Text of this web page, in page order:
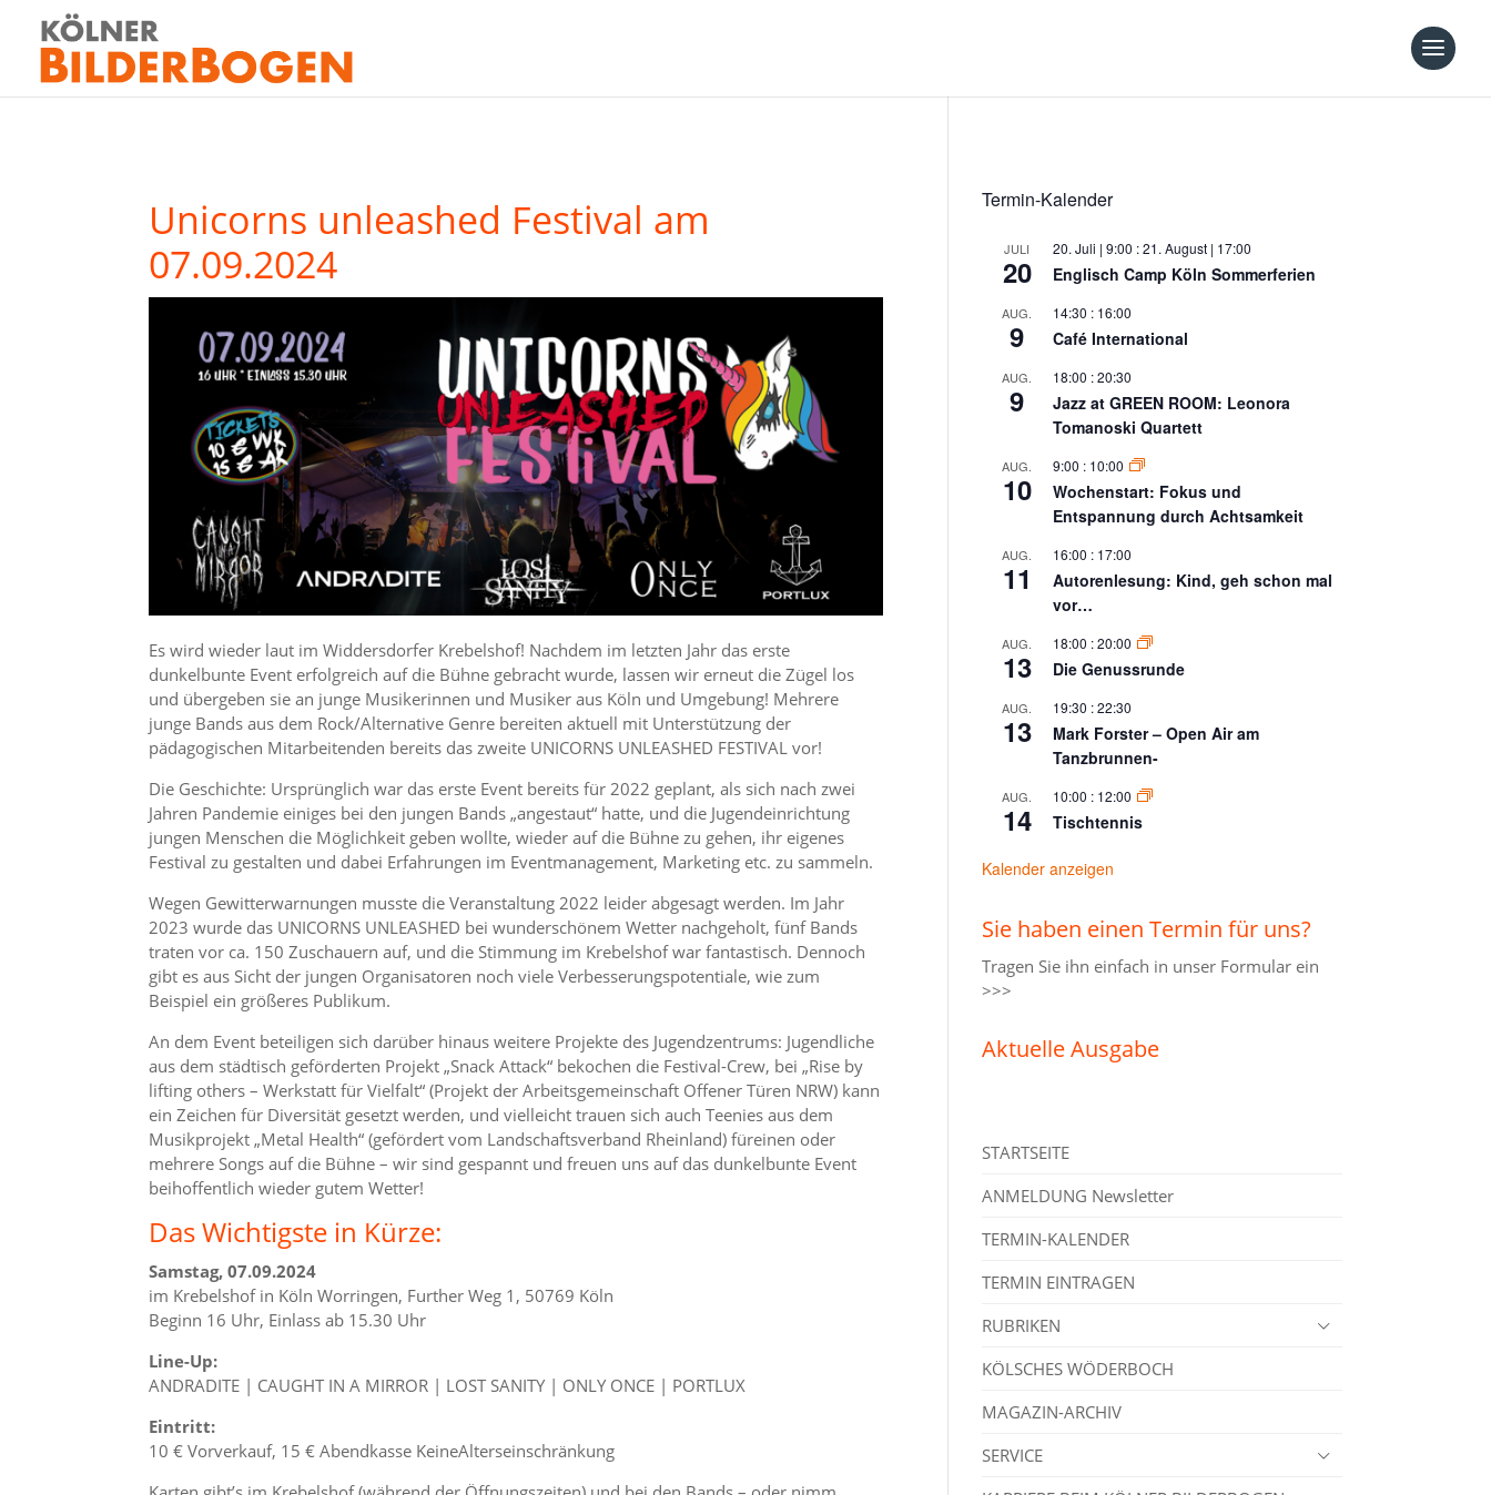
Unicorns unleashed Festival am
07.09.2024
Es wird wieder laut im Widdersdorfer Krebelshof! Nachdem im letzten Jahr das erste
dunkelbunte Event erfolgreich auf die Bühne gebracht wurde, lassen wir erneut die Zügel los
und übergeben sie an junge Musikerinnen und Musiker aus Köln und Umgebung! Mehrere
junge Bands aus dem Rock/Alternative Genre bereiten aktuell mit Unterstützung der
pädagogischen Mitarbeitenden bereits das zweite UNICORNS UNLEASHED FESTIVAL vor!
Die Geschichte: Ursprünglich war das erste Event bereits für 2022 geplant, als sich nach zwei
Jahren Pandemie einiges bei den jungen Bands „angestaut“ hatte, und die Jugendeinrichtung
jungen Menschen die Möglichkeit geben wollte, wieder auf die Bühne zu gehen, ihr eigenes
Festival zu gestalten und dabei Erfahrungen im Eventmanagement, Marketing etc. zu sammeln.
Wegen Gewitterwarnungen musste die Veranstaltung 2022 leider abgesagt werden. Im Jahr
2023 wurde das UNICORNS UNLEASHED bei wunderschönem Wetter nachgeholt, fünf Bands
traten vor ca. 150 Zuschauern auf, und die Stimmung im Krebelshof war fantastisch. Dennoch
gibt es aus Sicht der jungen Organisatoren noch viele Verbesserungspotentiale, wie zum
Beispiel ein größeres Publikum.
An dem Event beteiligen sich darüber hinaus weitere Projekte des Jugendzentrums: Jugendliche
aus dem städtisch geförderten Projekt „Snack Attack“ bekochen die Festival-Crew, bei „Rise by
lifting others – Werkstatt für Vielfalt“ (Projekt der Arbeitsgemeinschaft Offener Türen NRW) kann
ein Zeichen für Diversität gesetzt werden, und vielleicht trauen sich auch Teenies aus dem
Musikprojekt „Metal Health“ (gefördert vom Landschaftsverband Rheinland) füreinen oder
mehrere Songs auf die Bühne – wir sind gespannt und freuen uns auf das dunkelbunte Event
beihoffentlich wieder gutem Wetter!
Das Wichtigste in Kürze:
Samstag, 07.09.2024
im Krebelshof in Köln Worringen, Further Weg 1, 50769 Köln
Beginn 16 Uhr, Einlass ab 15.30 Uhr
Line-Up:
ANDRADITE | CAUGHT IN A MIRROR | LOST SANITY | ONLY ONCE | PORTLUX
Eintritt:
10 € Vorverkauf, 15 € Abendkasse KeineAlterseinschränkung
Termin-Kalender
JULI
20
20. Juli | 9:00 :21. August | 17:00
Englisch Camp Köln Sommerferien
AUG.
9
14:30 : 16:00
Café International
AUG.
9
18:00 :20:30
Jazz at GREEN ROOM: Leonora
Tomanoski Quartett
AUG.
10
9:00 : 10:00
Wochenstart: Fokus und
Entspannung durch Achtsamkeit
AUG.
11
16:00 : 17:00
Autorenlesung: Kind, geh schon mal
vor…
AUG.
13
18:00 :20:00
Die Genussrunde
AUG.
13
19:30 :22:30
Mark Forster – Open Air am
Tanzbrunnen-
AUG.
14
10:00 : 12:00
Tischtennis
Kalender anzeigen
Sie haben einen Termin für uns?
Tragen Sie ihn einfach in unser Formular ein
>>>
Aktuelle Ausgabe
STARTSEITE
ANMELDUNG Newsletter
TERMIN-KALENDER
TERMIN EINTRAGEN
RUBRIKEN
KÖLSCHES WÖDERBOCH
MAGAZIN-ARCHIV
SERVICE